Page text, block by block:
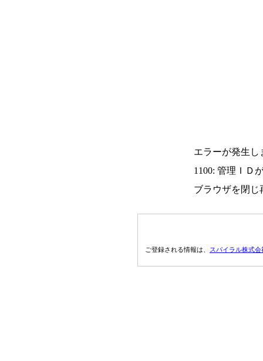
エラーが発生し
1100: 管理ＩＤ
ブラウザを閉じ
ご登録される情報は、 スパイラル株式会